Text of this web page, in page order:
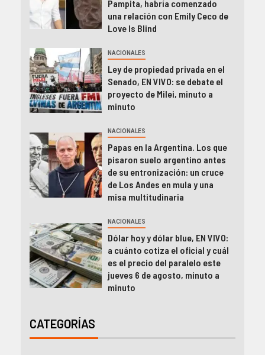
Pampita, habría comenzado
una relación con Emily Ceco de
Love Is Blind
NACIONALES
Ley de propiedad privada en el
Senado, EN VIVO: se debate el
proyecto de Milei, minuto a
minuto
NACIONALES
Papas en la Argentina. Los que
pisaron suelo argentino antes
de su entronización: un cruce
de Los Andes en mula y una
misa multitudinaria
NACIONALES
Dólar hoy y dólar blue, EN VIVO:
a cuánto cotiza el oficial y cuál
es el precio del paralelo este
jueves 6 de agosto, minuto a
minuto
CATEGORÍAS